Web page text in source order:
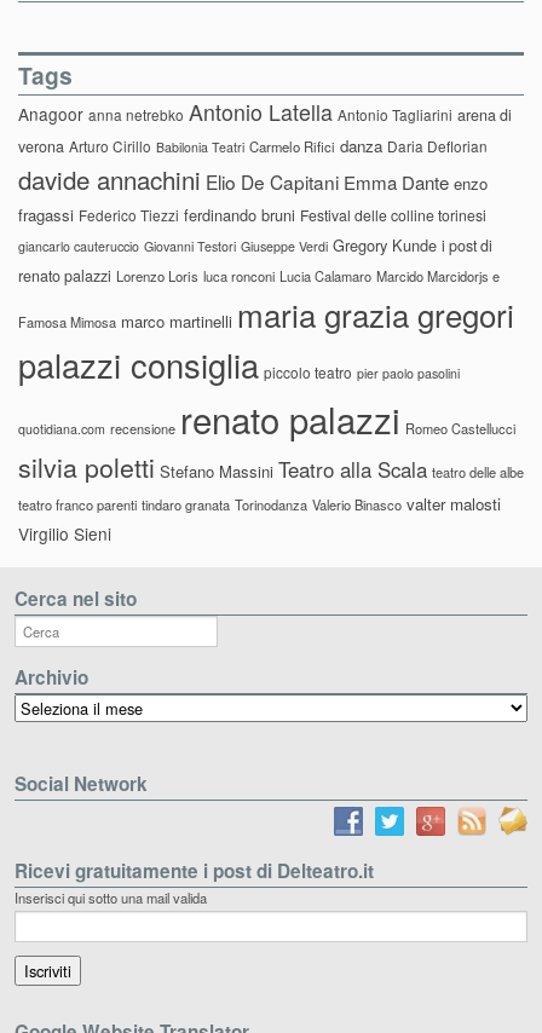
Tags
Anagoor anna netrebko Antonio Latella Antonio Tagliarini arena di
verona Arturo Cirillo Babilonia Teatri Carmelo Rifici danza Daria Deflorian
davide annachini Elio De Capitani Emma Dante enzo
fragassi Federico Tiezzi ferdinando bruni Festival delle colline torinesi
giancarlo cauteruccio Giovanni Testori Giuseppe Verdi Gregory Kunde i post di
renato palazzi Lorenzo Loris luca ronconi Lucia Calamaro Marcido Marcidorjs e
Famosa Mimosa marco martinelli maria grazia gregori
palazzi consiglia piccolo teatro pier paolo pasolini
quotidiana.com recensione renato palazzi Romeo Castellucci
silvia poletti Stefano Massini Teatro alla Scala teatro delle albe
teatro franco parenti tindaro granata Torinodanza Valerio Binasco valter malosti
Virgilio Sieni
Cerca nel sito
Archivio
Archivio
Social Network
Ricevi gratuitamente i post di Delteatro.it
Inserisci qui sotto una mail valida